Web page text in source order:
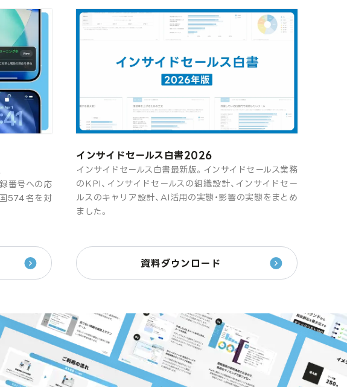
番号への応
574名を対
インサイドセールス白書2026
インサイドセールス白書最新版。インサイドセールス業務
のKPI、インサイドセールスの組織設計、インサイドセー
ルスのキャリア設計、AI活用の実態・影響の実態をまとめ
ました。
資料ダウンロード